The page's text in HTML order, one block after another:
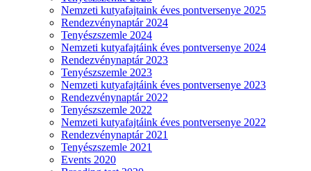
Nemzeti kutyafajtaink éves pontversenye 2025
Rendezvénynaptár 2024
Tenyészszemle 2024
Nemzeti kutyafajtáink éves pontversenye 2024
Rendezvénynaptár 2023
Tenyészszemle 2023
Nemzeti kutyafajtáink éves pontversenye 2023
Rendezvénynaptár 2022
Tenyészszemle 2022
Nemzeti kutyafajtáink éves pontversenye 2022
Rendezvénynaptár 2021
Tenyészszemle 2021
Events 2020